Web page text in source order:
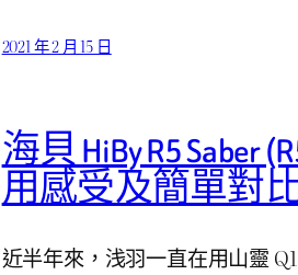
2021 年 2 月 15 日
海貝 HiBy R5
用感受及簡單對
近半年來，浅羽一直在用山靈